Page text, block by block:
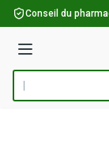
Aller au contenu
Conseil du
Menu
Rechercher